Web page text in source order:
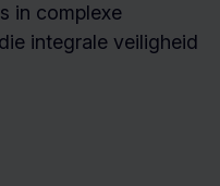
in complexe
integrale veiligheid